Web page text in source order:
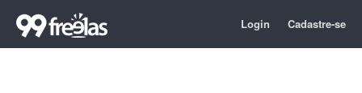
Login Cadastre-se